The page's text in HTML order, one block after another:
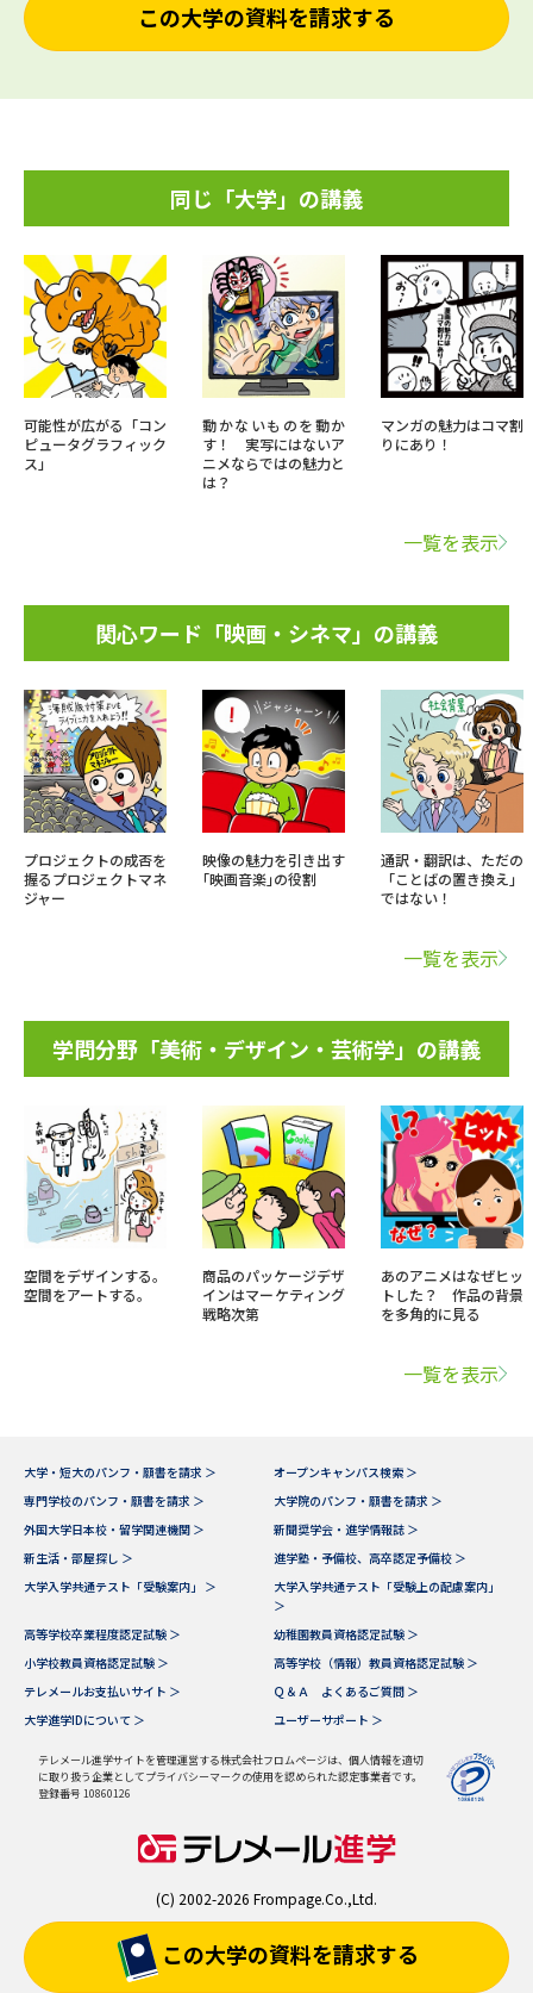
この大学の資料を請求する
同じ「大学」の講義
可能性が広がる「コン
ピュータグラフィック
ス」
動かないものを動か
す！ 実写にはないア
ニメならではの魅力と
は？
マンガの魅力はコマ割
りにあり！
一覧を表示
関心ワード「映画・シネマ」の講義
プロジェクトの成否を
握るプロジェクトマネ
ジャー
映像の魅力を引き出す
｢映画音楽｣の役割
通訳・翻訳は、ただの
「ことばの置き換え」
ではない！
一覧を表示
学問分野「美術・デザイン・芸術学」の講義
空間をデザインする。
空間をアートする。
商品のパッケージデザ
インはマーケティング
戦略次第
あのアニメはなぜヒッ
トした？ 作品の背景
を多角的に見る
一覧を表示
この大学の資料を請求する
大学・短大のパンフ・願書を請求 ＞
オープンキャンパス検索 ＞
専門学校のパンフ・願書を請求 ＞
大学院のパンフ・願書を請求 ＞
外国大学日本校・留学関連機関 ＞
新聞奨学会・進学情報誌 ＞
新生活・部屋探し ＞
進学塾・予備校、高卒認定予備校 ＞
大学入学共通テスト「受験案内」 ＞
大学入学共通テスト「受験上の配慮案内」
＞
高等学校卒業程度認定試験 ＞
幼稚園教員資格認定試験 ＞
小学校教員資格認定試験 ＞
高等学校（情報）教員資格認定試験 ＞
テレメールお支払いサイト ＞
Ｑ＆Ａ よくあるご質問 ＞
大学進学IDについて ＞
ユーザーサポート ＞
テレメール進学サイトを管理運営する株式会社フロムページは、個人情報を適切
に取り扱う企業としてプライバシーマークの使用を認められた認定事業者です。
登録番号 10860126
(C) 2002-2026 Frompage.Co.,Ltd.